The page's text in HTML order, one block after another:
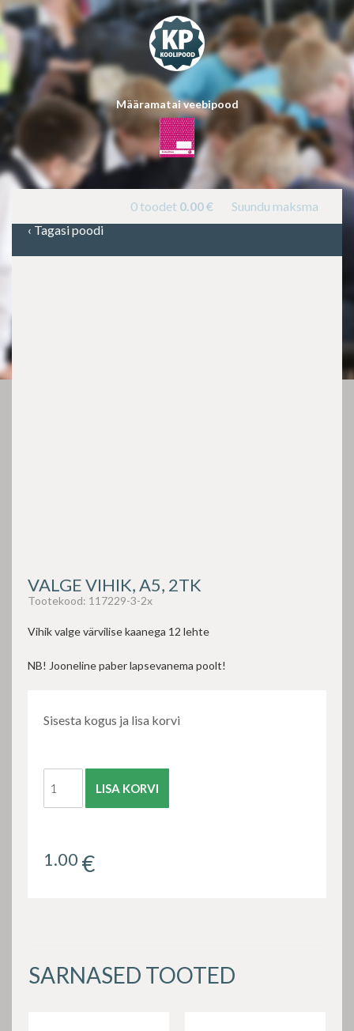
Määramatai veebipood
0 toodet 0.00€
Suundu maksma
‹ Tagasi poodi
VALGE VIHIK, A5, 2TK
Tootekood: 117229-3-2x
Vihik valge värvilise kaanega 12 lehte
NB! Jooneline paber lapsevanema poolt!
Sisesta kogus ja lisa korvi
LISA KORVI
1.00 €
SARNASED TOOTED